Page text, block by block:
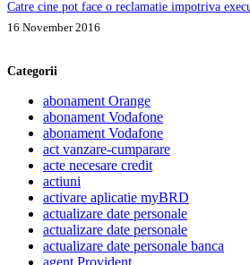
Catre cine pot face o reclamatie impotriva
16 November 2016
Categorii
abonament Orange
abonament Vodafone
abonament Vodafone
act vanzare-cumparare
acte necesare credit
actiuni
activare aplicatie myBRD
actualizare date personale
actualizare date personale
actualizare date personale banca
agent Provident